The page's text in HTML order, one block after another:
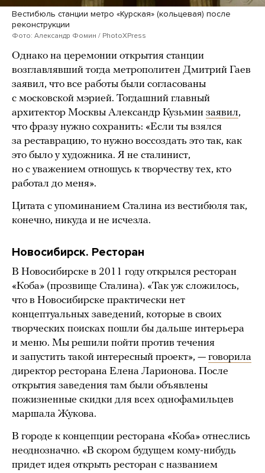
Вестибюль станции метро «Курская» (кольцевая) после
реконструкции
Фото: Александр Фомин / PhotoXPress
Однако на церемонии открытия станции
возглавлявший тогда метрополитен Дмитрий Гаев
заявил, что все работы были согласованы
с московской мэрией. Тогдашний главный
архитектор Москвы Александр Кузьмин заявил,
что фразу нужно сохранить: «Если ты взялся
за реставрацию, то нужно воссоздать это так, как
это было у художника. Я не сталинист,
но с уважением отношусь к творчеству тех, кто
работал до меня».
Цитата с упоминанием Сталина из вестибюля так,
конечно, никуда и не исчезла.
Новосибирск. Ресторан
В Новосибирске в 2011 году открылся ресторан
«Коба» (прозвище Сталина). «Так уж сложилось,
что в Новосибирске практически нет
концептуальных заведений, которые в своих
творческих поисках пошли бы дальше интерьера
и меню. Мы решили пойти против течения
и запустить такой интересный проект», — говорила
директор ресторана Елена Ларионова. После
открытия заведения там были объявлены
пожизненные скидки для всех однофамильцев
маршала Жукова.
В городе к концепции ресторана «Коба» отнеслись
неоднозначно. «В скором будущем кому-нибудь
придет идея открыть ресторан с названием